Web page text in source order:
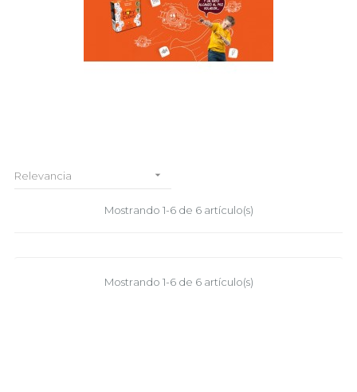
Relevancia 
Mostrando 1-6 de 6 artículo(s)
Mostrando 1-6 de 6 artículo(s)